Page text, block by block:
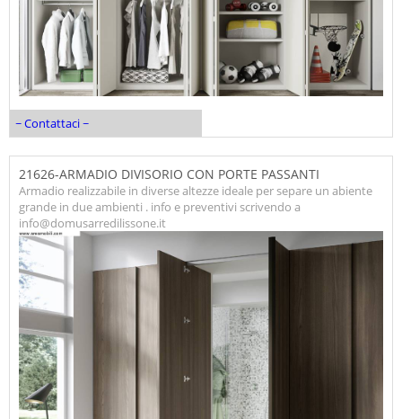
~ Contattaci ~
21626-ARMADIO DIVISORIO CON PORTE PASSANTI
Armadio realizzabile in diverse altezze ideale per separe un abiente
grande in due ambienti . info e preventivi scrivendo a
info@domusarredilissone.it